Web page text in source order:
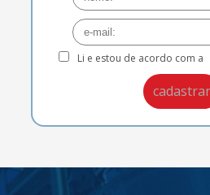
Li e estou de acordo com a